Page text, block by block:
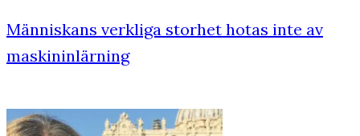
Människans verkliga storhet hotas inte av
maskininlärning